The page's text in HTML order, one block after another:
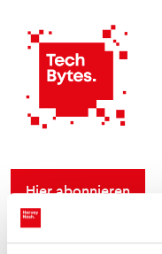
Hier abonnieren
You might also